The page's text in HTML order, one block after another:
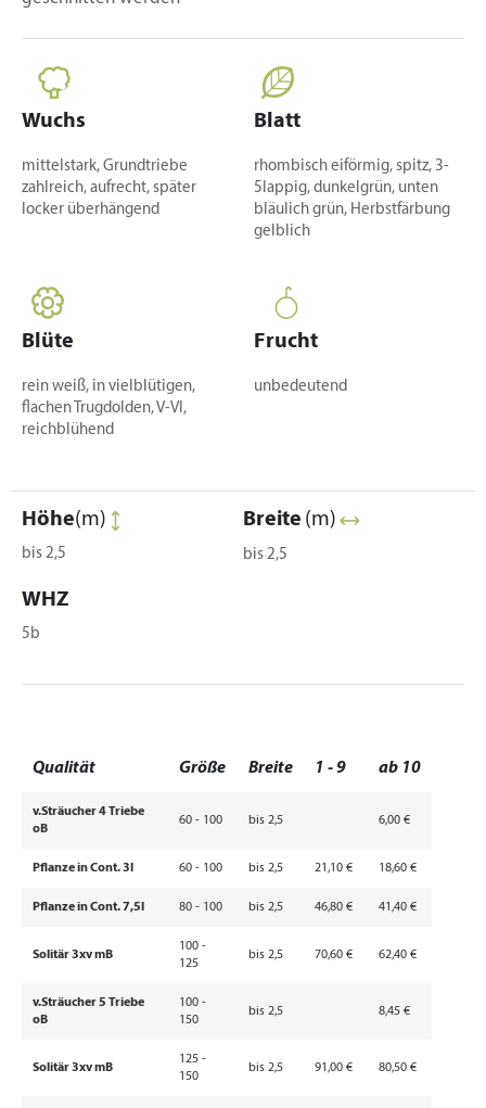
Wuchs
mittelstark, Grundtriebe
zahlreich, aufrecht, später
locker überhängend
Blatt
rhombisch eiförmig, spitz, 3-
5lappig, dunkelgrün, unten
bläulich grün, Herbstfärbung
gelblich
Blüte
rein weiß, in vielblütigen,
flachen Trugdolden, V-VI,
reichblühend
Frucht
unbedeutend
Höhe(m)
bis 2,5
Breite (m)
bis 2,5
WHZ
5b
Qualität Größe Breite 1 - 9 ab 10
v.Sträucher 4 Triebe
oB
60 - 100 bis 2,5 6,00 €
Pflanze in Cont. 3l 60 - 100 bis 2,5 21,10 € 18,60 €
Pflanze in Cont. 7,5l 80 - 100 bis 2,5 46,80 € 41,40 €
Solitär 3xv mB
100 -
125
bis 2,5 70,60 € 62,40 €
v.Sträucher 5 Triebe
oB
100 -
150
bis 2,5 8,45 €
Solitär 3xv mB
125 -
150
bis 2,5 91,00 € 80,50 €